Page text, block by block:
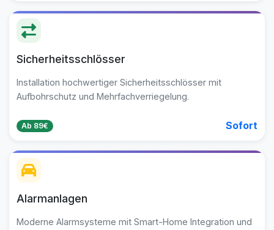
Sicherheitsschlösser
Installation hochwertiger Sicherheitsschlösser mit
Aufbohrschutz und Mehrfachverriegelung.
Ab 89€ Sofort
Alarmanlagen
Moderne Alarmsysteme mit Smart-Home Integration und